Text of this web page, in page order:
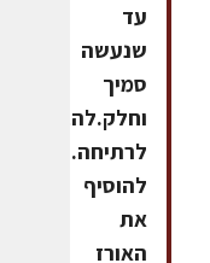
עד
שנעשה
סמיך
וחלק.להביא
לרתיחה.
להוסיף
את
האורז